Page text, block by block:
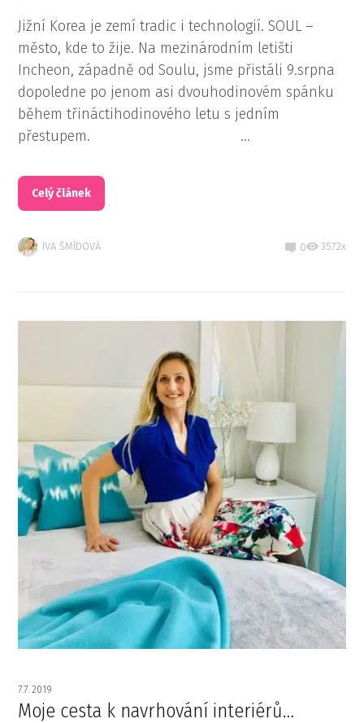
Jižní Korea je zemí tradic i technologií. SOUL –
město, kde to žije. Na mezinárodním letišti
Incheon, západně od Soulu, jsme přistáli 9.srpna
dopoledne po jenom asi dvouhodinovém spánku
během třináctihodinového letu s jedním
přestupem. ...
Celý článek
IVA ŠMÍDOVÁ 0 3572x
7.7. 2019
Moje cesta k navrhování interiérů…